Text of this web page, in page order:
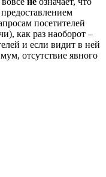
посетителей
как раз наоборот –
и если видит в ней
отсутствие явного